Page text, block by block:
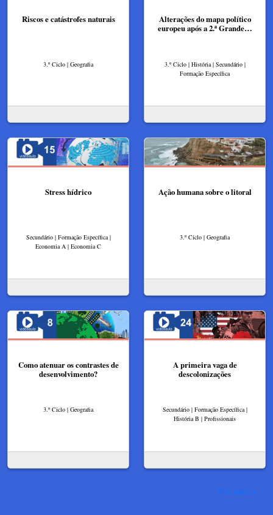
Riscos e catástrofes naturais
3.º Ciclo | Geografia
Alterações do mapa político
europeu após a 2.ª Grande…
3.º Ciclo | História | Secundário |
Formação Específica
Stress hídrico
Secundário | Formação Específica |
Economia A | Economia C
Ação humana sobre o litoral
3.º Ciclo | Geografia
Como atenuar os contrastes de
desenvolvimento?
3.º Ciclo | Geografia
A primeira vaga de
descolonizações
Secundário | Formação Específica |
História B | Profissionais
Ver mais